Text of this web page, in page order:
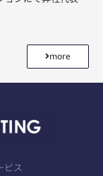
more
ビス